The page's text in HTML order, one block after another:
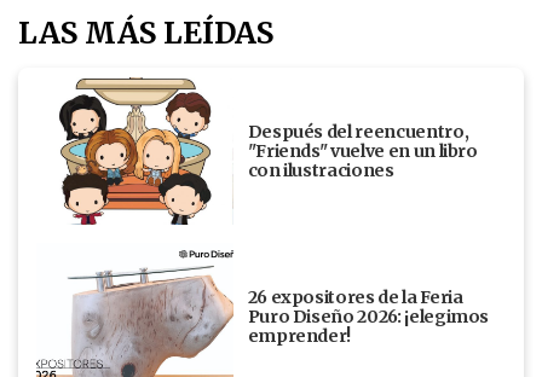
LAS MÁS LEÍDAS
Después del reencuentro,
"Friends" vuelve en un libro
con ilustraciones
26 expositores de la Feria
Puro Diseño 2026: ¡elegimos
emprender!